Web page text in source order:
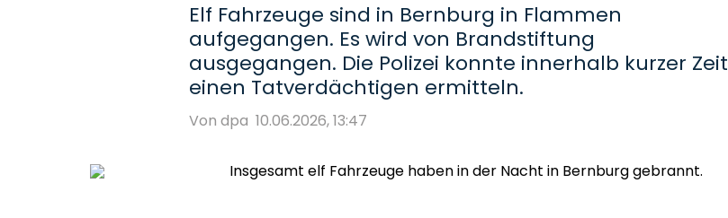
Elf Fahrzeuge sind in Bernburg in Flammen
aufgegangen. Es wird von Brandstiftung
ausgegangen. Die Polizei konnte innerhalb kurzer Zeit
einen Tatverdächtigen ermitteln.
Von dpa 10.06.2026, 13:47